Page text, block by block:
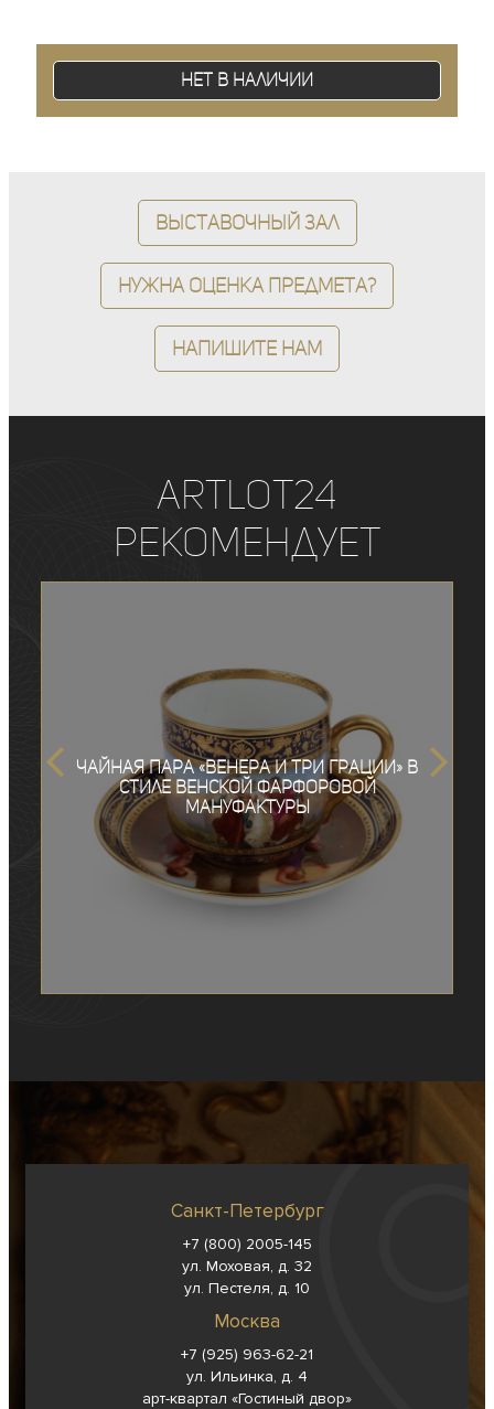
Нет в наличии
Выставочный зал
Нужна оценка предмета?
Напишите нам
ArtLot24
рекомендует
Чайная пара «Венера и три грации» в
стиле Венской фарфоровой
мануфактуры
Санкт-Петербург
+7 (800) 2005-145
ул. Моховая, д. 32
ул. Пестеля, д. 10
Москва
+7 (925) 963-62-21
ул. Ильинка, д. 4
арт-квартал «Гостиный двор»